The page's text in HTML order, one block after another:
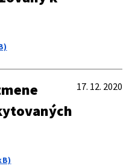
17. 12. 2020